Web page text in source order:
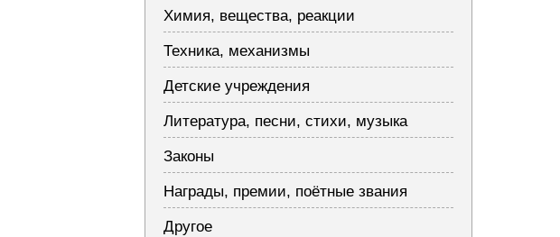
Химия, вещества, реакции
Техника, механизмы
Детские учреждения
Литература, песни, стихи, музыка
Законы
Награды, премии, поётные звания
Другое